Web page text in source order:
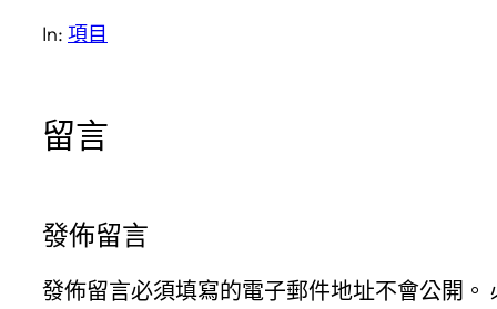
In: 項目
留言
發佈留言
發佈留言必須填寫的電子郵件地址不會公開。